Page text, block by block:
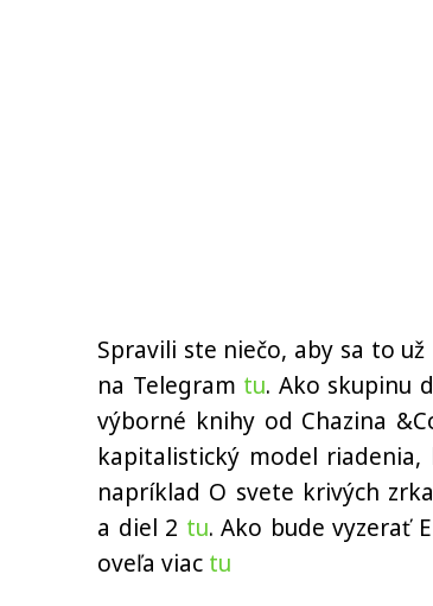
Spravili ste niečo, aby sa to
na Telegram tu. Ako skupinu
výborné knihy od Chazina
kapitalistický model
napríklad O svete krivých
a diel 2 tu. Ako bude vyzerať
oveľa viac tu